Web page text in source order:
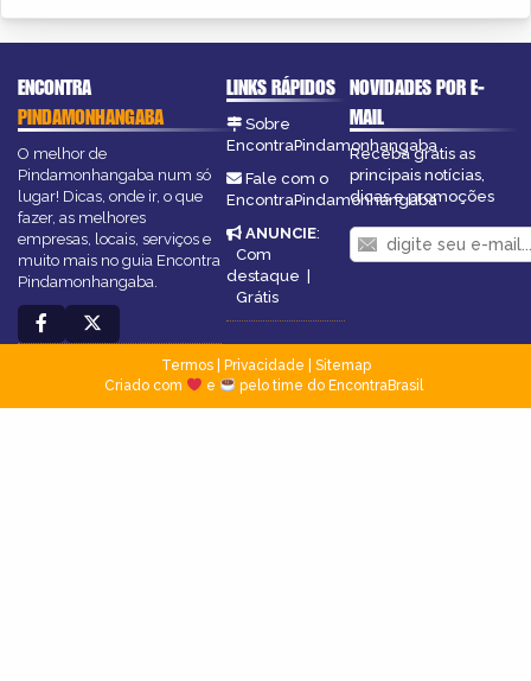
ENCONTRA
PINDAMONHANGABA
O melhor de
Pindamonhangaba num só
lugar! Dicas, onde ir, o que
fazer, as melhores
empresas, locais, serviços e
muito mais no guia Encontra
Pindamonhangaba.
LINKS RÁPIDOS
Sobre
EncontraPindamonhangaba
Fale com o
EncontraPindamonhangaba
ANUNCIE:
Com
destaque |
Grátis
NOVIDADES POR E-
MAIL
Receba grátis as
principais notícias,
dicas e promoções
Termos| Privacidade
Sitemap
Criado com
e pelo time do EncontraBrasil